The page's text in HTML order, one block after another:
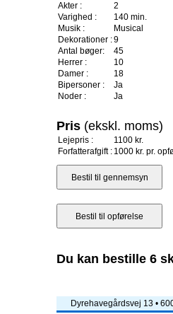
Akter :
2
Varighed :
140 min.
Musik :
Musical
Dekorationer :9
Antal bøger:
45
Herrer :
10
Damer :
18
Bipersoner :
Ja
Noder :
Ja
Pris (ekskl. moms)
Lejepris :
1100 kr.
Forfatterafgift : 1000 kr. pr.
Du kan bestille 6
Dyrehavegårdsvej 13 •